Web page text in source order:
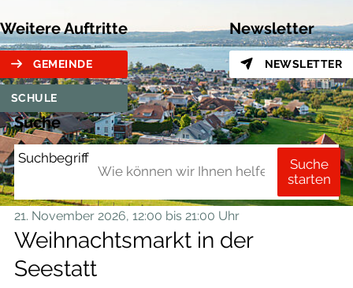
Weitere Auftritte
GEMEINDE
SCHULE
Newsletter
NEWSLETTER
Suche
Suchbegriff
Suche
starten
Weihnachtsmarkt in der
Seestatt
21. November 2026, 12:00 bis 21:00 Uhr